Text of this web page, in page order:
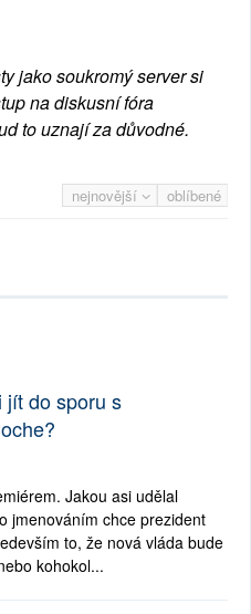
jako soukromý server si
na diskusní fóra
to uznají za důvodné.
nejnovější oblíbené
jít do sporu s
Jakou asi udělal
jmenováním chce prezident
to, že nová vláda bude
kohokol...